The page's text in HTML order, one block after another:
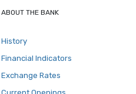
ABOUT THE BANK
History
Financial Indicators
Exchange Rates